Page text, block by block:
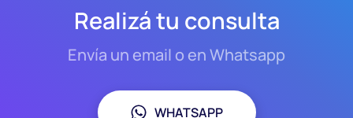
Realizá tu consulta
Envía un email o en Whatsapp
WHATSAPP